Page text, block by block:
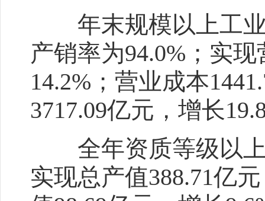
年末规模以上工业
产销率为94.0%；实
14.2%；营业成本
3717.09亿元，增长
全年资质等级以上
实现总产值388.71亿